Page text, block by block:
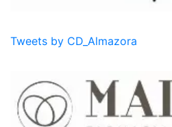
Tweets by CD_Almazora